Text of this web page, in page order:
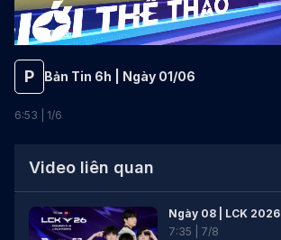
P Bản Tin 6h | Ngày 01/06
6:53 1/6
Video liên quan
Ngày 08 | LCK 2026
7:35 7/8